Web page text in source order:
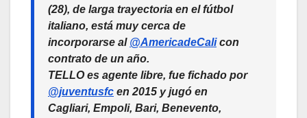
(28), de larga trayectoria en el fútbol
italiano, está muy cerca de
incorporarse al @AmericadeCalicon
contrato de un año.
TELLO es agente libre, fue fichado por
@juventusfc en 2015 y jugó en
Cagliari, Empoli, Bari, Benevento,